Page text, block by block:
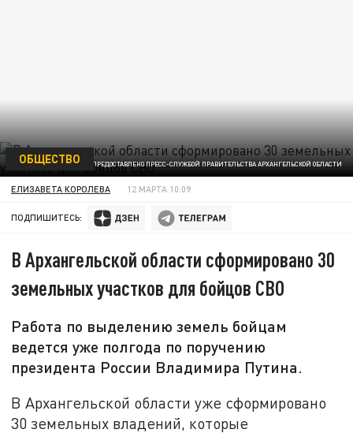
ФОТО ПРЕДОСТАВЛЕНО ПРЕСС-СЛУЖБОЙ ПРАВИТЕЛЬСТВА АРХАНГЕЛЬСКОЙ ОБЛАСТИ
ОБЩЕСТВО
ЕЛИЗАВЕТА КОРОЛЕВА 12 МАРТА 10:09
ПОДПИШИТЕСЬ:
В Архангельской области сформировано 30
земельных участков для бойцов СВО
Работа по выделению земель бойцам
ведется уже полгода по поручению
президента России Владимира Путина.
В Архангельской области уже сформировано
30 земельных владений, которые